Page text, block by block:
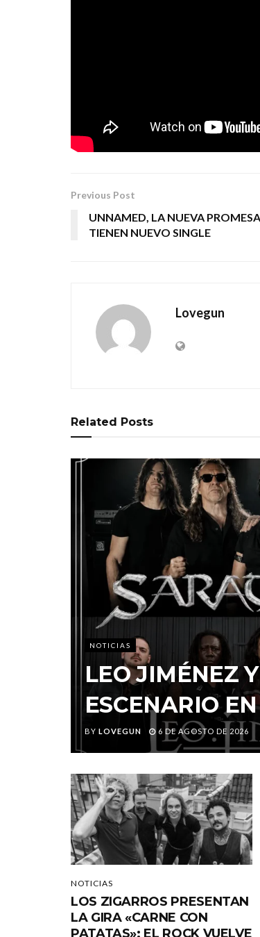
Tags:
Previous Post
UNNAMED, LA NUEVA
TIENEN NUEVO SINGLE
Lovegun
Related Posts
NOTICIAS
LEO JIMÉNEZ
ESCENARIO
BY LOVEGUN 6 DE AGOSTO DE 2026
NOTICIAS
LOS ZIGARROS PRESENTAN
LA GIRA «CARNE CON
PATATAS»: EL ROCK VUELVE